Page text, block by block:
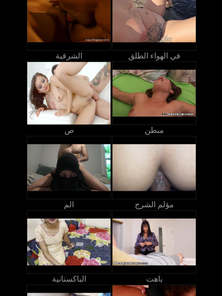
الشرقية في الهواء الطلق
ص مبطن
الم مؤلم الشرج
الباكستانية باهت